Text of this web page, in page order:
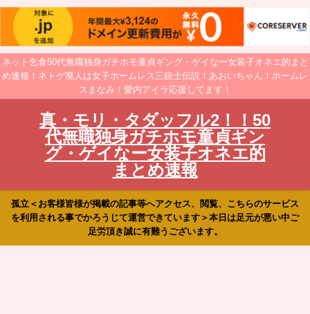
ネット乞食50代無職独身ガチホモ童貞ギング・ゲイなー女装子オネエ的まと
め速報！ネトゲ廃人は女子ホームレス三銃士伝説！あおいちゃん！ホームレ
スまなみ！愛内アイラ応援してます！
真・モリ・タダッフル2！！50
代無職独身ガチホモ童貞ギン
グ・ゲイなー女装子オネエ的
まとめ速報
孤立＜お客様皆様が掲載の記事等へアクセス、閲覧、こちらのサービス
を利用される事でかろうじて運営できています＞本日は足元が悪い中ご
足労頂き誠に有難うございます。